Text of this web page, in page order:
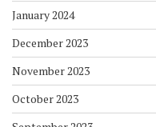
January 2024
December 2023
November 2023
October 2023